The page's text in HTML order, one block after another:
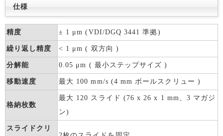
仕様
精度 ± 1 μm (VDI/DGQ 3441 準拠)
繰り返し精度 < 1 μm ( 双方向 )
分解能 0.05 μm ( 最小ステップサイズ )
移動速度 最大 100 mm/s (4 mm ボールスクリュー )
格納枚数
最大 120 スライド (76 x 26 x 1 mm、3 マガジ
ン)
スライドクリ